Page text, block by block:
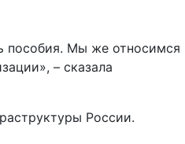
пособия. Мы же относимся
– сказала
России.